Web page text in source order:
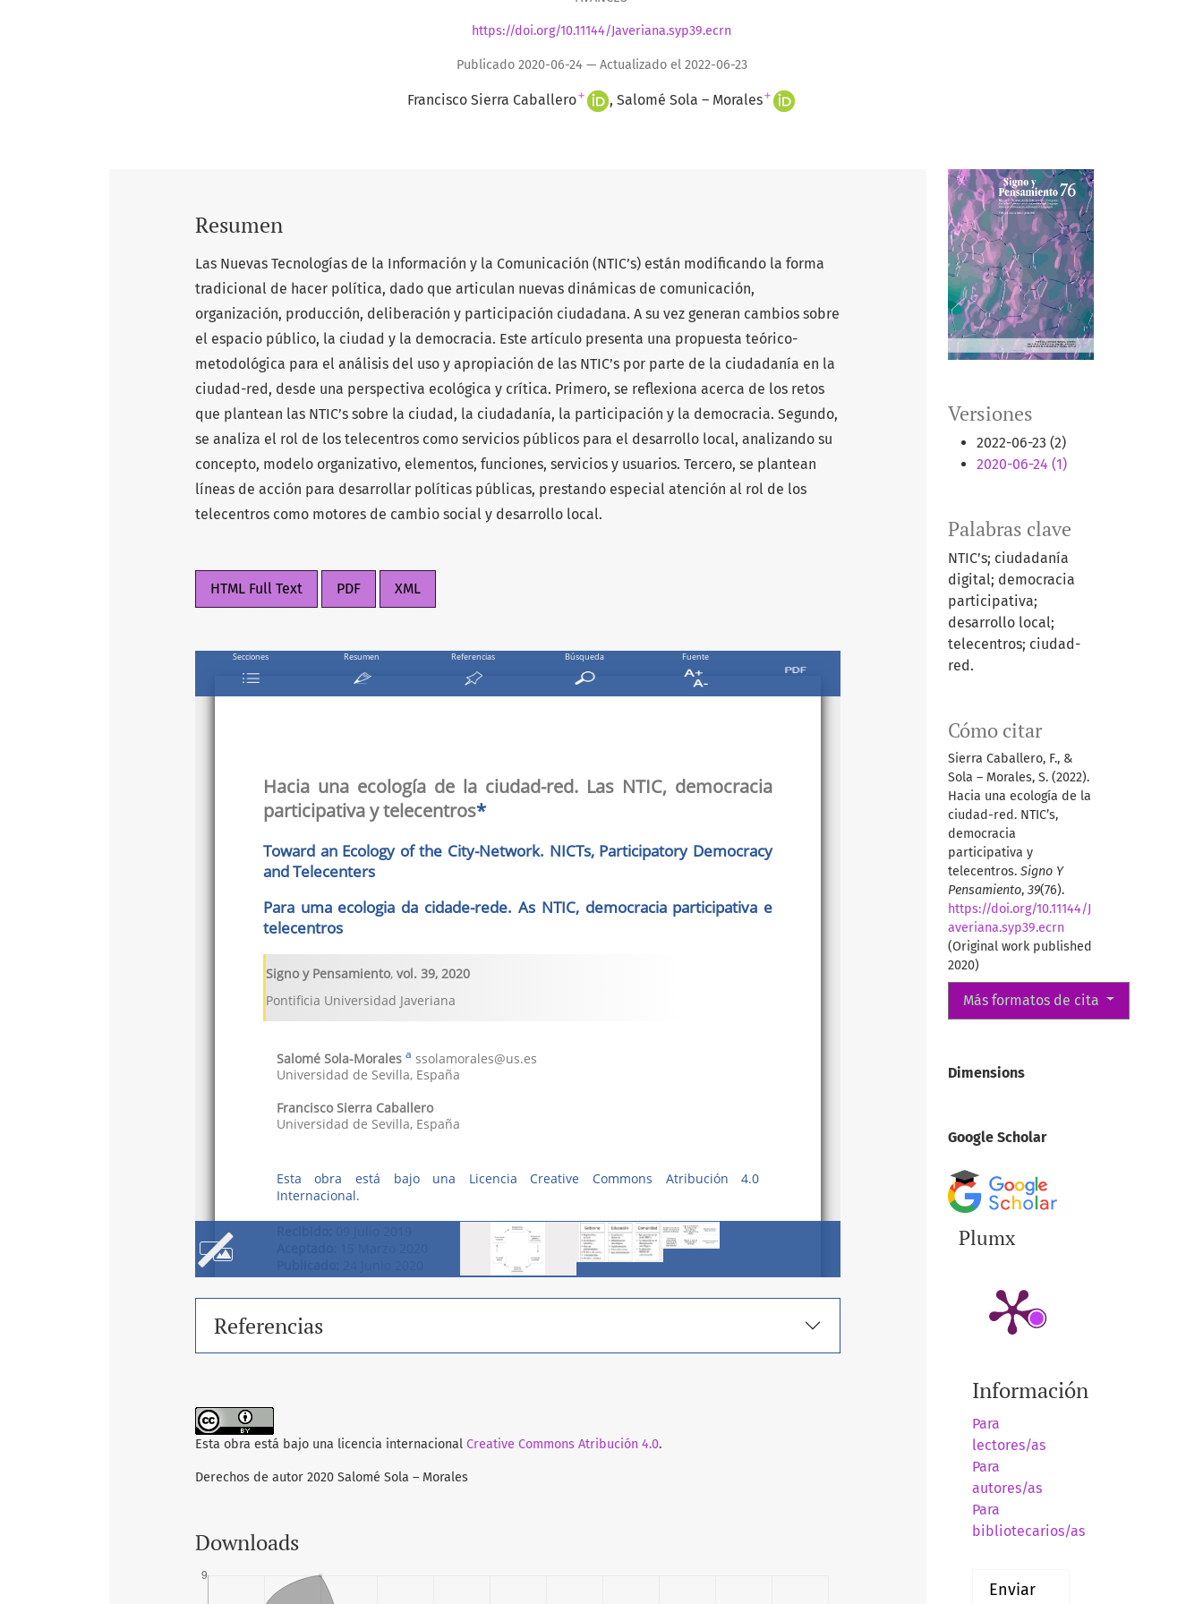
https://doi.org/10.11144/Javeriana.syp39.ecrn
Publicado 2020-06-24 — Actualizado el 2022-06-23
Francisco Sierra Caballero+ Salomé Sola – Morales+
Versiones
2022-06-23 (2)
2020-06-24 (1)
Palabras clave
NTIC’s; ciudadanía
digital; democracia
participativa;
desarrollo local;
telecentros; ciudad-
red.
Cómo citar
Sierra Caballero, F., &
Sola – Morales, S. (2022).
Hacia una ecología de la
ciudad-red. NTIC’s,
democracia
participativa y
telecentros. Signo Y
Pensamiento, 39(76).
https://doi.org/10.11144/J
averiana.syp39.ecrn
(Original work published
2020)
Más formatos de cita
Dimensions
Google Scholar
Plumx
Información
Para
lectores/as
Para
autores/as
Para
bibliotecarios/as
Enviar
Resumen
Las Nuevas Tecnologías de la Información y la Comunicación (NTIC’s) están modificando la forma
tradicional de hacer política, dado que articulan nuevas dinámicas de comunicación,
organización, producción, deliberación y participación ciudadana. A su vez generan cambios sobre
el espacio público, la ciudad y la democracia. Este artículo presenta una propuesta teórico-
metodológica para el análisis del uso y apropiación de las NTIC’s por parte de la ciudadanía en la
ciudad-red, desde una perspectiva ecológica y crítica. Primero, se reflexiona acerca de los retos
que plantean las NTIC’s sobre la ciudad, la ciudadanía, la participación y la democracia. Segundo,
se analiza el rol de los telecentros como servicios públicos para el desarrollo local, analizando su
concepto, modelo organizativo, elementos, funciones, servicios y usuarios. Tercero, se plantean
líneas de acción para desarrollar políticas públicas, prestando especial atención al rol de los
telecentros como motores de cambio social y desarrollo local.
HTML Full Text PDF XML
Referencias
Esta obra está bajo una licencia internacional Creative Commons Atribución 4.0.
Derechos de autor 2020 Salomé Sola – Morales
Downloads